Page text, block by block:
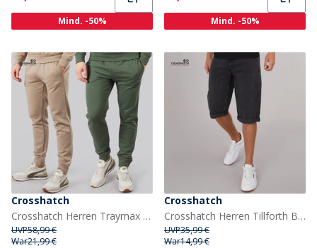
Mind. -50% Mind. -50%
Crosshatch
Crosshatch Herren Traymax Jogginghose 2er-Pack Khaki/Stein
UVP58,99 €
War21,99 €
Crosshatch
Crosshatch Herren Tillforth Baggy Jeansshorts Schwarze Waschung
UVP35,99 €
War14,99 €